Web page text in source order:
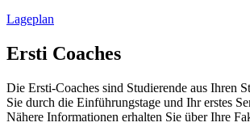
Lageplan
Ersti Coaches
Die Ersti-Coaches sind Studierende aus Ihren
Sie durch die Einführungstage und Ihr erstes
Nähere Informationen erhalten Sie über Ihre